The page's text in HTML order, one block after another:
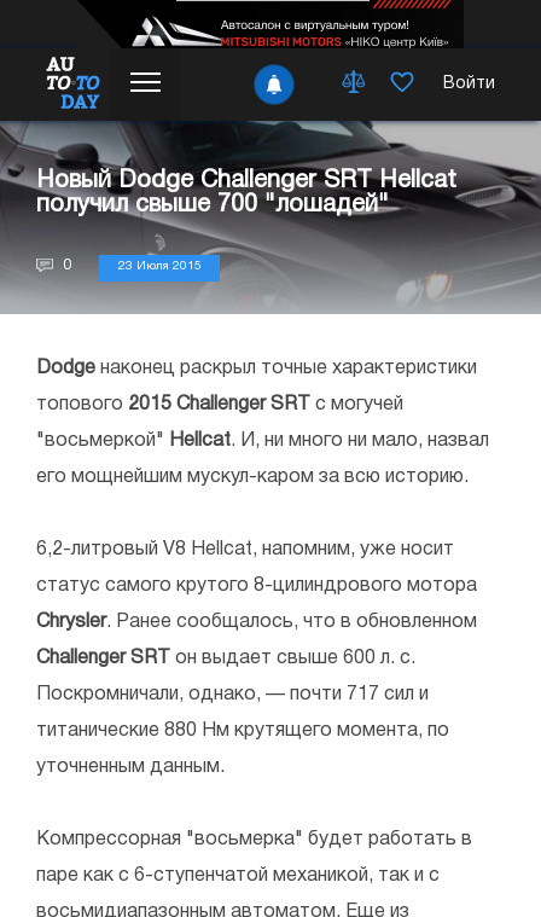
Войти
Новый Dodge Challenger SRT Hellcat
получил свыше 700 "лошадей"
0 23 Июля 2015
Dodge наконец раскрыл точные характеристики
топового 2015 Challenger SRT с могучей
"восьмеркой" Hellcat. И, ни много ни мало, назвал
его мощнейшим мускул-каром за всю историю.
6,2-литровый V8 Hellcat, напомним, уже носит
статус самого крутого 8-цилиндрового мотора
Chrysler. Ранее сообщалось, что в обновленном
Challenger SRT он выдает свыше 600 л. с.
Поскромничали, однако, — почти 717 сил и
титанические 880 Нм крутящего момента, по
уточненным данным.
Компрессорная "восьмерка" будет работать в
паре как с 6-ступенчатой механикой, так и с
восьмидиапазонным автоматом. Еще из